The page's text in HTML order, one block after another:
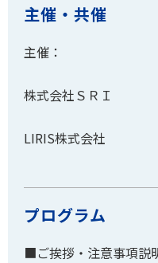
主催・共催
主催：
株式会社ＳＲＩ
LIRIS株式会社
プログラム
■ご挨拶・注意事項説